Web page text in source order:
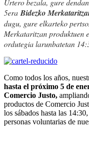
Urtero bezala, gure
5era Bidezko
dugu, gure elkarteko
Merkataritzan produktuen
ordutegia larunbatetan
Como todos los años,
hasta el próximo 5 de
Comercio Justo,
productos de Comercio
los sábados hasta las
personas voluntarias de